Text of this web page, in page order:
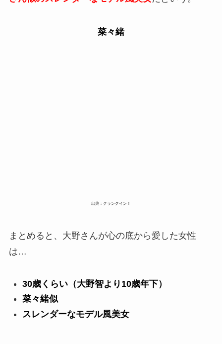
菜々緒
出典： クランクイン！
まとめると、大野さんが心の底から愛した女性
は…
30歳くらい（大野智より10歳年下）
菜々緒似
スレンダーなモデル風美女